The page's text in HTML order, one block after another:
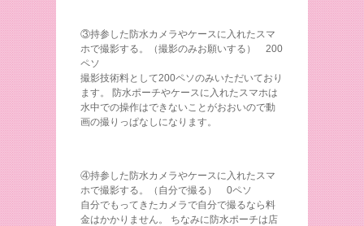
③持参した防水カメラやケースに入れたスマ
ホで撮影する。（撮影のみお願いする） 200
ペソ
撮影技術料として200ペソのみいただいており
ます。 防水ポーチやケースに入れたスマホは
水中での操作はできないことがおおいので動
画の撮りっぱなしになります。
④持参した防水カメラやケースに入れたスマ
ホで撮影する。（自分で撮る） 0ペソ
自分でもってきたカメラで自分で撮るなら料
金はかかりません。 ちなみに防水ポーチは店